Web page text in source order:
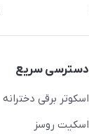
دسترسی سریع
اسکوتر برقی دخترانه
اسکیت روسز